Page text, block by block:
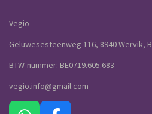
Vegio
Geluwesesteenweg 116, 8940 Wervik,
BTW-nummer: BE0719.605.683
vegio.info@gmail.com